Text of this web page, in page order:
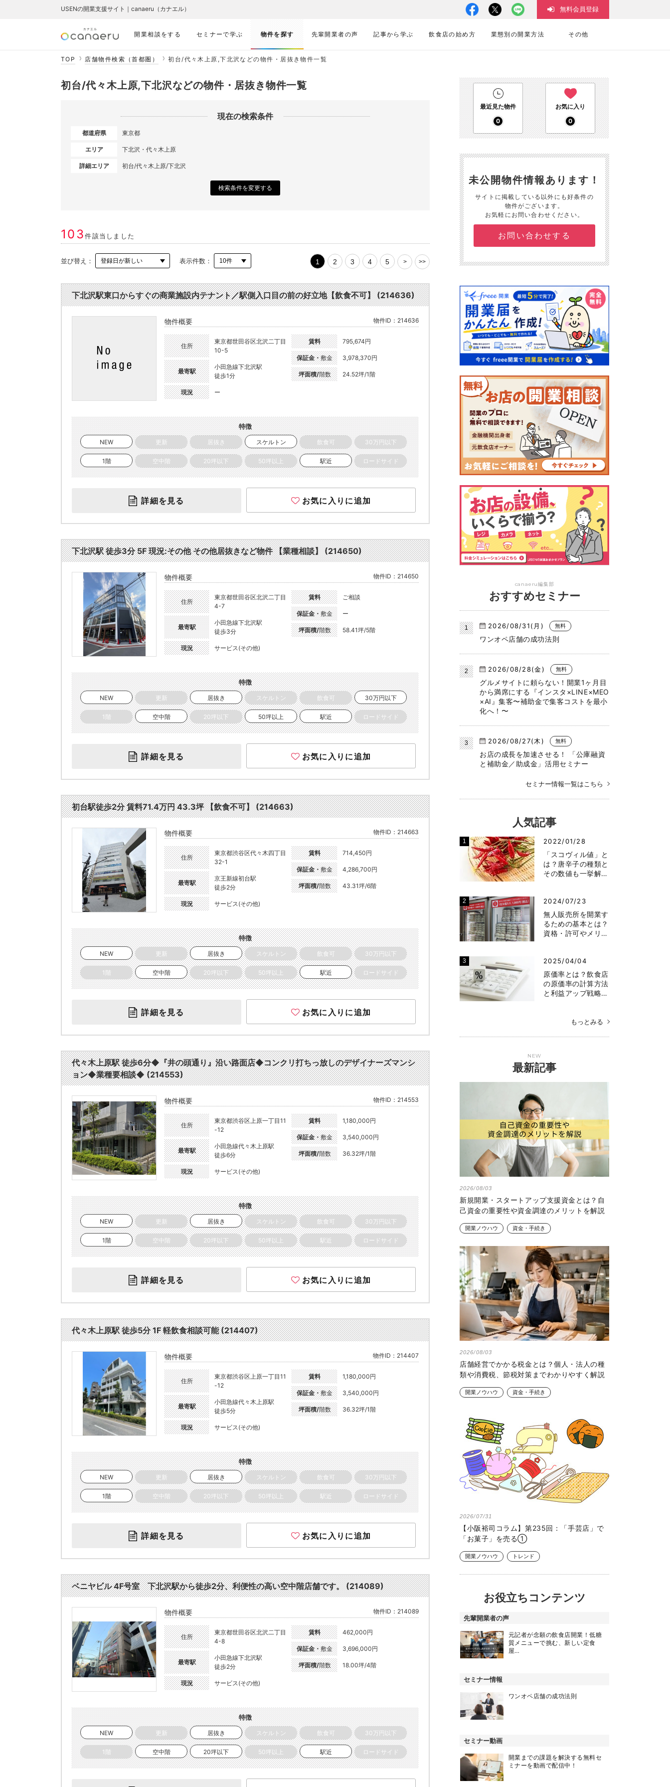
開業相談をする セミナーで学ぶ 物件を探す 先輩開業者の声 記事から学ぶ 飲食店の始め方 業態別の開業方法 その他
USENの開業支援サイト｜canaeru（カナエル） 無料会員登録
TOP 店舗物件検索（首都圏） 初台/代々木上原,下北沢などの物件・居抜き物件一覧
初台/代々木上原,下北沢などの物件・居抜き物件一覧
現在の検索条件
都道府県 東京都
エリア 下北沢・代々木上原
詳細エリア 初台/代々木上原/下北沢
検索条件を変更する
103件該当しました
並び替え： 表示件数： 1 2 3 4 5 > >>
下北沢駅東口からすぐの商業施設内テナント／駅側入口目の前の好立地【飲食不可】 (214636)
物件概要 物件ID：214636
住所
東京都世田谷区北沢二丁目
10-5
最寄駅
小田急線下北沢駅
徒歩1分
現況 ー
賃料 795,674円
保証金・敷金 3,978,370円
坪面積/階数 24.52坪/1階
特徴
NEW 更新 居抜き スケルトン 飲食可 30万円以下
1階 空中階 20坪以下 50坪以上 駅近 ロードサイド
詳細を見る お気に入りに追加
下北沢駅 徒歩3分 5F 現況:その他 その他居抜きなど物件 【業種相談】 (214650)
物件概要 物件ID：214650
住所
東京都世田谷区北沢二丁目
4-7
最寄駅
小田急線下北沢駅
徒歩3分
現況 サービス(その他)
賃料 ご相談
保証金・敷金 ー
坪面積/階数 58.41坪/5階
特徴
NEW 更新 居抜き スケルトン 飲食可 30万円以下
1階 空中階 20坪以下 50坪以上 駅近 ロードサイド
詳細を見る お気に入りに追加
初台駅徒歩2分 賃料71.4万円 43.3坪 【飲食不可】 (214663)
物件概要 物件ID：214663
住所
東京都渋谷区代々木四丁目
32-1
最寄駅
京王新線初台駅
徒歩2分
現況 サービス(その他)
賃料 714,450円
保証金・敷金 4,286,700円
坪面積/階数 43.31坪/6階
特徴
NEW 更新 居抜き スケルトン 飲食可 30万円以下
1階 空中階 20坪以下 50坪以上 駅近 ロードサイド
詳細を見る お気に入りに追加
代々木上原駅 徒歩6分◆『井の頭通り』沿い路面店◆コンクリ打ちっ放しのデザイナーズマンシ
ョン◆業種要相談◆ (214553)
物件概要 物件ID：214553
住所
東京都渋谷区上原一丁目11
-12
最寄駅
小田急線代々木上原駅
徒歩6分
現況 サービス(その他)
賃料 1,180,000円
保証金・敷金 3,540,000円
坪面積/階数 36.32坪/1階
特徴
NEW 更新 居抜き スケルトン 飲食可 30万円以下
1階 空中階 20坪以下 50坪以上 駅近 ロードサイド
詳細を見る お気に入りに追加
代々木上原駅 徒歩5分 1F 軽飲食相談可能 (214407)
物件概要 物件ID：214407
住所
東京都渋谷区上原一丁目11
-12
最寄駅
小田急線代々木上原駅
徒歩5分
現況 サービス(その他)
賃料 1,180,000円
保証金・敷金 3,540,000円
坪面積/階数 36.32坪/1階
特徴
NEW 更新 居抜き スケルトン 飲食可 30万円以下
1階 空中階 20坪以下 50坪以上 駅近 ロードサイド
詳細を見る お気に入りに追加
ベニヤビル 4F号室 下北沢駅から徒歩2分、利便性の高い空中階店舗です。 (214089)
物件概要 物件ID：214089
住所
東京都世田谷区北沢二丁目
4-8
最寄駅
小田急線下北沢駅
徒歩2分
現況 サービス(その他)
賃料 462,000円
保証金・敷金 3,696,000円
坪面積/階数 18.00坪/4階
特徴
NEW 更新 居抜き スケルトン 飲食可 30万円以下
1階 空中階 20坪以下 50坪以上 駅近 ロードサイド
最近見た物件
0
お気に入り
0
未公開物件情報あります！
サイトに掲載している以外にも好条件の
物件がございます。
お気軽にお問い合わせください。
お問い合わせする
canaeru編集部
おすすめセミナー
2026/08/31(月) 無料
ワンオペ店舗の成功法則
2026/08/28(金) 無料
グルメサイトに頼らない！開業1ヶ月目
から満席にする『インスタ×LINE×MEO
×AI』集客〜補助金で集客コストを最小
化へ！〜
2026/08/27(木) 無料
お店の成長を加速させる！ 「公庫融資
と補助金／助成金」活用セミナー
セミナー情報一覧はこちら
人気記事
2022/01/28
「スコヴィル値」と
は？唐辛子の種類と
その数値も一挙解…
2024/07/23
無人販売所を開業す
るための基本とは？
資格・許可やメリ…
2025/04/04
原価率とは？飲食店
の原価率の計算方法
と利益アップ戦略…
もっとみる
NEW
最新記事
2026/08/03
新規開業・スタートアップ支援資金とは？自
己資金の重要性や資金調達のメリットを解説
開業ノウハウ 資金・手続き
2026/08/03
店舗経営でかかる税金とは？個人・法人の種
類や消費税、節税対策までわかりやすく解説
開業ノウハウ 資金・手続き
2026/07/31
【小阪裕司コラム】第235回：「手芸店」で
「お菓子」を売る①
開業ノウハウ トレンド
お役立ちコンテンツ
先輩開業者の声
元記者が念願の飲食店開業！低糖
質メニューで挑む、新しい定食
屋…
セミナー情報
ワンオペ店舗の成功法則
セミナー動画
開業までの課題を解決する無料セ
ミナーを動画で配信中！